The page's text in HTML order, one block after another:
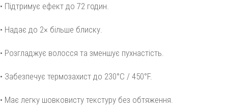
• Підтримує ефект до 72 годин.
• Надає до 2× більше блиску.
• Розгладжує волосся та зменшує пухнастість.
• Забезпечує термозахист до 230°C / 450°F.
• Має легку шовковисту текстуру без обтяження.